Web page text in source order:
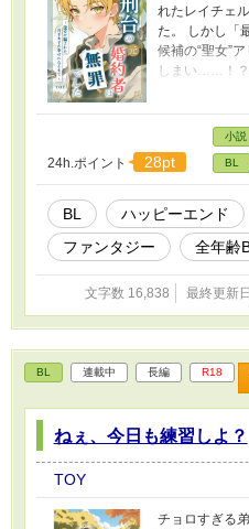
れたレイチェ
た。 しかし「
候補の“聖女”
しまい……！？
てを失った王
てを失った王
レた恋の物語
語によくいる
ら』の全年齢
変わっていま
日譚① レイチ
弟→王→ケイ
24h.ポイント 28pt
小説
BL
BL ハッピーエンド
ファンタジー
全年齢
文字数 16,838 最終更新
BL 連載中 長編 R18
ねぇ、今日も練習しよ？
TOY
チョロすぎる